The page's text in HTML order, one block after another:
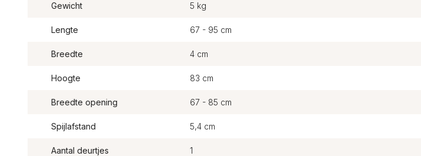
Gewicht 5 kg
Lengte 67 - 95 cm
Breedte 4 cm
Hoogte 83 cm
Breedte opening 67 - 85 cm
Spijlafstand 5,4 cm
Aantal deurtjes 1